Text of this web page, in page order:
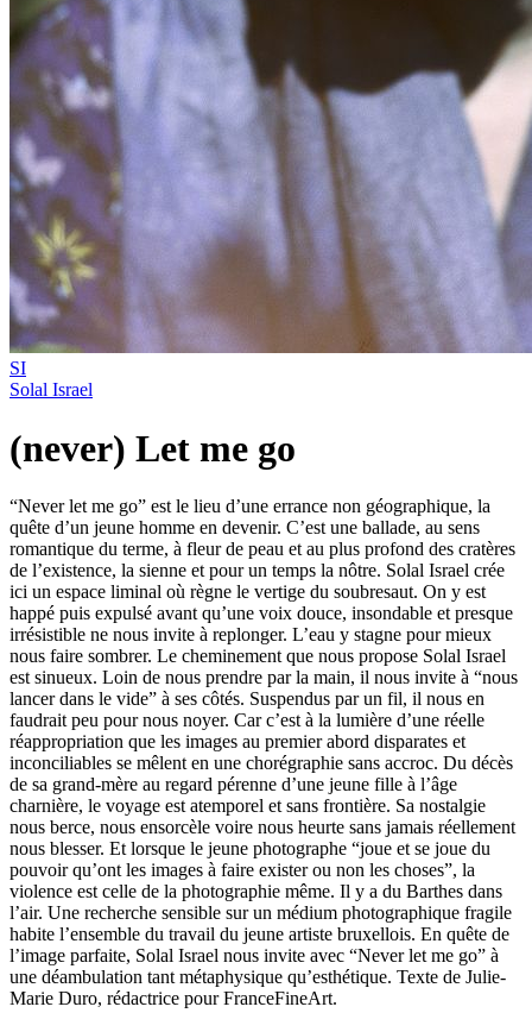
SI
Solal Israel
(never) Let me go
“Never let me go” est le lieu d’une errance non géographique, la
quête d’un jeune homme en devenir. C’est une ballade, au sens
romantique du terme, à fleur de peau et au plus profond des cratères
de l’existence, la sienne et pour un temps la nôtre. Solal Israel crée
ici un espace liminal où règne le vertige du soubresaut. On y est
happé puis expulsé avant qu’une voix douce, insondable et presque
irrésistible ne nous invite à replonger. L’eau y stagne pour mieux
nous faire sombrer. Le cheminement que nous propose Solal Israel
est sinueux. Loin de nous prendre par la main, il nous invite à “nous
lancer dans le vide” à ses côtés. Suspendus par un fil, il nous en
faudrait peu pour nous noyer. Car c’est à la lumière d’une réelle
réappropriation que les images au premier abord disparates et
inconciliables se mêlent en une chorégraphie sans accroc. Du décès
de sa grand-mère au regard pérenne d’une jeune fille à l’âge
charnière, le voyage est atemporel et sans frontière. Sa nostalgie
nous berce, nous ensorcèle voire nous heurte sans jamais réellement
nous blesser. Et lorsque le jeune photographe “joue et se joue du
pouvoir qu’ont les images à faire exister ou non les choses”, la
violence est celle de la photographie même. Il y a du Barthes dans
l’air. Une recherche sensible sur un médium photographique fragile
habite l’ensemble du travail du jeune artiste bruxellois. En quête de
l’image parfaite, Solal Israel nous invite avec “Never let me go” à
une déambulation tant métaphysique qu’esthétique. Texte de Julie-
Marie Duro, rédactrice pour FranceFineArt.